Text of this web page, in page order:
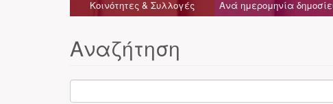
Κοινότητες & Συλλογές Ανά ημερομηνία
Αναζήτηση